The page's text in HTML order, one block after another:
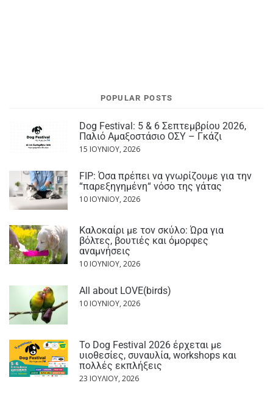
POPULAR POSTS
Dog Festival: 5 & 6 Σεπτεμβρίου 2026,
Παλιό Αμαξοστάσιο ΟΣΥ – Γκάζι
15 ΙΟΥΝΊΟΥ, 2026
FIP: Όσα πρέπει να γνωρίζουμε για την
“παρεξηγημένη“ νόσο της γάτας
10 ΙΟΥΝΊΟΥ, 2026
Καλοκαίρι με τον σκύλο: Ώρα για
βόλτες, βουτιές και όμορφες
αναμνήσεις
10 ΙΟΥΝΊΟΥ, 2026
All about LOVE(birds)
10 ΙΟΥΝΊΟΥ, 2026
Το Dog Festival 2026 έρχεται με
υιοθεσίες, συναυλία, workshops και
πολλές εκπλήξεις
23 ΙΟΥΛΊΟΥ, 2026